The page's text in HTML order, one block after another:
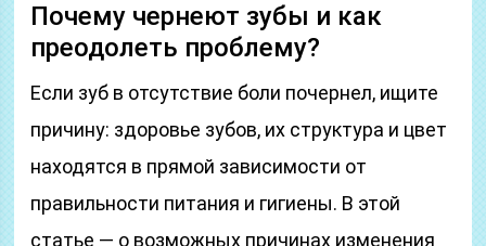
Почему чернеют зубы и как
преодолеть проблему?
Если зуб в отсутствие боли почернел, ищите
причину: здоровье зубов, их структура и цвет
находятся в прямой зависимости от
правильности питания и гигиены. В этой
статье — о возможных причинах изменения